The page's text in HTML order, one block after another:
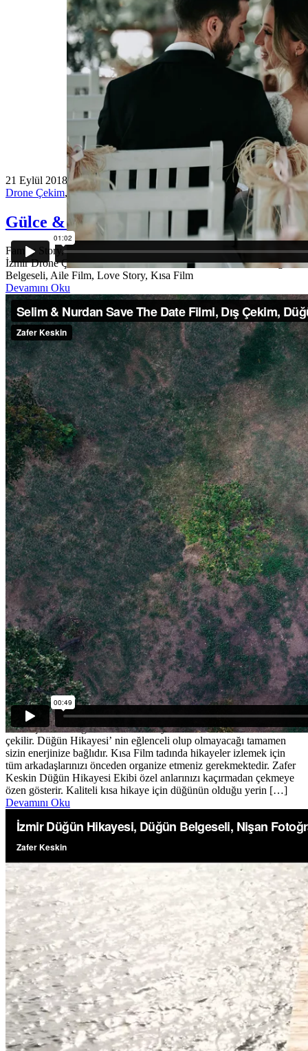
21 Eylül 2018
Drone Çekim,Kısa Film
Gülce & Burak Love Story
Family Story, İzmir Düğün Hikayesi, İzmir Düğün Fotoğrafçısı,
İzmir Drone Çekimi, Save The Date, İzmir Save The Date, Düğün
Belgeseli, Aile Film, Love Story, Kısa Film
Devamını Oku
12 Ağustos 2018
Save The Date
Nurdan & Selim Save The Date Filmi
Save The Date Filmi Evleneceğiniz günün akışına göre siz ve
arkadaşlarınızın eğlenme anları hikaye ekibimiz tarafından
çekilir. Düğün Hikayesi’ nin eğlenceli olup olmayacağı tamamen
sizin enerjinize bağlıdır. Kısa Film tadında hikayeler izlemek için
tüm arkadaşlarınızı önceden organize etmeniz gerekmektedir. Zafer
Keskin Düğün Hikayesi Ekibi özel anlarınızı kaçırmadan çekmeye
özen gösterir. Kaliteli kısa hikaye için düğünün olduğu yerin […]
Devamını Oku